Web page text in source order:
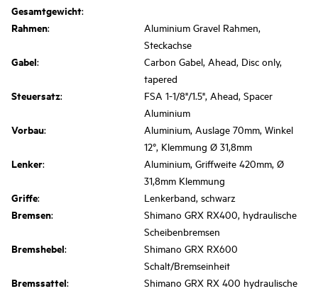
Gesamtgewicht:
Rahmen:
Aluminium Gravel Rahmen,
Steckachse
Gabel:
Carbon Gabel, Ahead, Disc only,
tapered
Steuersatz:
FSA 1-1/8"/1.5", Ahead, Spacer
Aluminium
Vorbau:
Aluminium, Auslage 70mm, Winkel
12°, Klemmung Ø 31,8mm
Lenker:
Aluminium, Griffweite 420mm, Ø
31,8mm Klemmung
Griffe: Lenkerband, schwarz
Bremsen:
Shimano GRX RX400, hydraulische
Scheibenbremsen
Bremshebel:
Shimano GRX RX600
Schalt/Bremseinheit
Bremssattel:
Shimano GRX RX 400 hydraulische